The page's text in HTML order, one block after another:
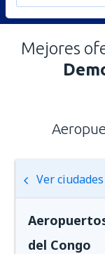
Mejores
Ver ciudades
del Congo